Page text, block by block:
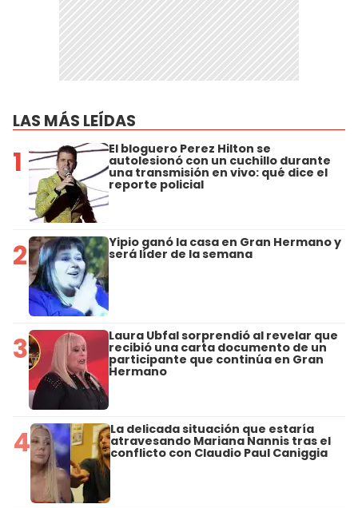
LAS MÁS LEÍDAS
1 El bloguero Perez Hilton se
autolesionó con un cuchillo durante
una transmisión en vivo: qué dice el
reporte policial
2 Yipio ganó la casa en Gran Hermano y
será líder de la semana
3 Laura Ubfal sorprendió al revelar que
recibió una carta documento de un
participante que continúa en Gran
Hermano
4 La delicada situación que estaría
atravesando Mariana Nannis tras el
conflicto con Claudio Paul Caniggia